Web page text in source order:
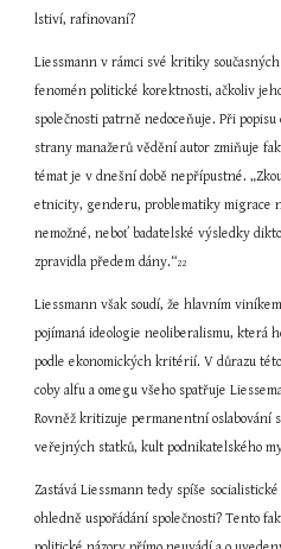
lstiví, rafinovaní?
Liessmann v rámci své kritiky
fenomén politické korektnosti, ačkoliv
společnosti patrně nedoceňuje. Při
strany manažerů vědění autor zmiňuje
témat je v dnešní době nepřípustné.
etnicity, genderu, problematiky migrace
nemožné, neboť badatelské výsledky
zpravidla předem dány.“22
Liessmann však soudí, že hlavním
pojímaná ideologie neoliberalismu, která
podle ekonomických kritérií. V důrazu
coby alfu a omegu všeho spatřuje
Rovněž kritizuje permanentní oslabování
veřejných statků, kult podnikatelského
Zastává Liessmann tedy spíše
ohledně uspořádání společnosti? Tento